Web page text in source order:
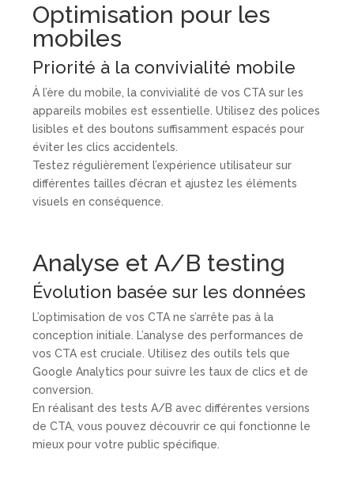
Optimisation pour les
mobiles
Priorité à la convivialité mobile
À l’ère du mobile, la convivialité de vos CTA sur les
appareils mobiles est essentielle. Utilisez des polices
lisibles et des boutons suffisamment espacés pour
éviter les clics accidentels.
Testez régulièrement l’expérience utilisateur sur
différentes tailles d’écran et ajustez les éléments
visuels en conséquence.
Analyse et A/B testing
Évolution basée sur les données
L’optimisation de vos CTA ne s’arrête pas à la
conception initiale. L’analyse des performances de
vos CTA est cruciale. Utilisez des outils tels que
Google Analytics pour suivre les taux de clics et de
conversion.
En réalisant des tests A/B avec différentes versions
de CTA, vous pouvez découvrir ce qui fonctionne le
mieux pour votre public spécifique.